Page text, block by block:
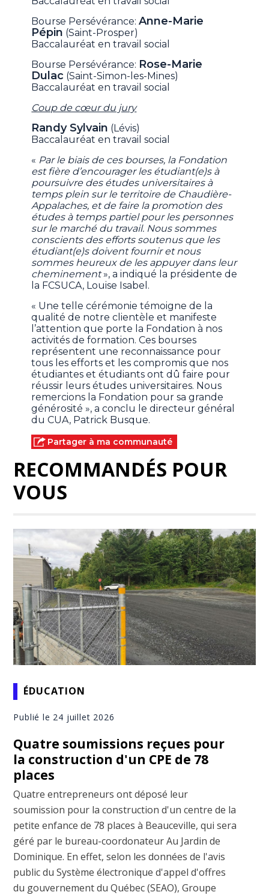
Bourse Persévérance:Anne-Marie
Pépin (Saint-Prosper)
Baccalauréat en travail social
Bourse Persévérance: Rose-Marie
Dulac (Saint-Simon-les-Mines)
Baccalauréat en travail social
Coup de cœur du jury
Randy Sylvain (Lévis)
Baccalauréat en travail social
« Par le biais de ces bourses, la Fondation
est fière d’encourager les étudiant(e)s à
poursuivre des études universitaires à
temps plein sur le territoire de Chaudière-
Appalaches, et de faire la promotion des
études à temps partiel pour les personnes
sur le marché du travail. Nous sommes
conscients des efforts soutenus que les
étudiant(e)s doivent fournir et nous
sommes heureux de les appuyer dans leur
cheminement», a indiqué la présidente de
la FCSUCA, Louise Isabel.
« Une telle cérémonie témoigne de la
qualité de notre clientèle et manifeste
l’attention que porte la Fondation à nos
activités de formation. Ces bourses
représentent une reconnaissance pour
tous les efforts et les compromis que nos
étudiantes et étudiants ont dû faire pour
réussir leurs études universitaires. Nous
remercions la Fondation pour sa grande
générosité », a conclu le directeur général
du CUA, Patrick Busque.
Partager à ma communauté
RECOMMANDÉS POUR
VOUS
ÉDUCATION
Publié le 24 juillet 2026
Quatre soumissions reçues pour
la construction d'un CPE de 78
places
Quatre entrepreneurs ont déposé leur
soumission pour la construction d'un centre de la
petite enfance de 78 places à Beauceville, qui sera
géré par le bureau-coordonateur Au Jardin de
Dominique. En effet, selon les données de l'avis
public du Système électronique d'appel d'offres
du gouvernement du Québec (SEAO), Groupe